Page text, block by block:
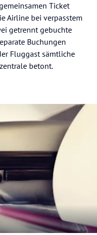
Ticket
Airline bei verpasstem
getrennt gebuchte
Buchungen
Fluggast sämtliche
betont.